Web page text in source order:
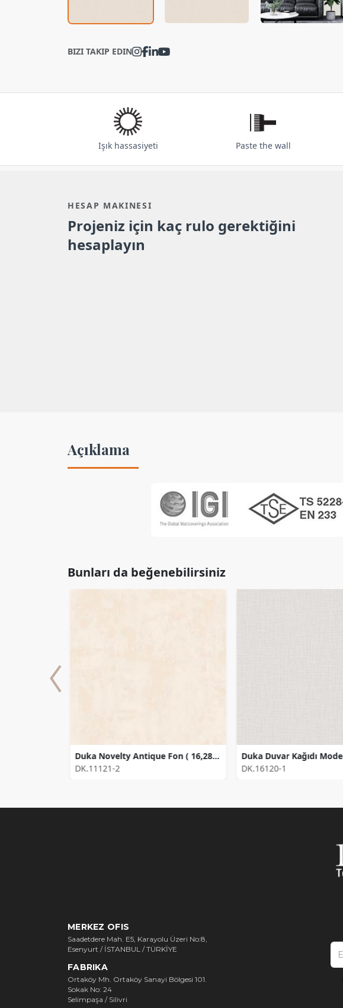
BIZI TAKIP EDIN
Işık hassasiyeti Paste the wall
HESAP MAKINESI
Projeniz için kaç rulo gerektiğini
hesaplayın
Açıklama
Bunları da beğenebilirsiniz
Duka Novelty Antique Fon ( 16,2816 m2 )
DK.11121-2
DK.16120-1
MERKEZ OFIS
Saadetdere Mah. E5, Karayolu Üzeri No:8,
Esenyurt / İSTANBUL / TÜRKİYE
FABRIKA
Ortaköy Mh. Ortaköy Sanayi Bölgesi 101.
Sokak No: 24
Selimpaşa / Silivri